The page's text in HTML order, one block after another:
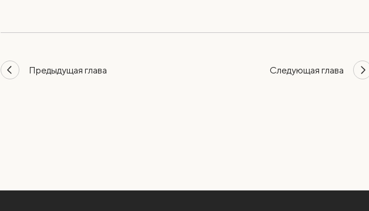
Предыдущая глава Следующая глава